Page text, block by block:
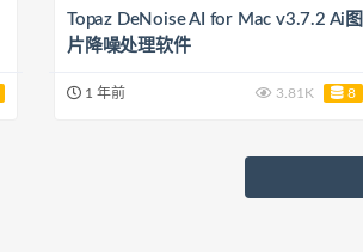
Topaz DeNoise AI for Mac v3.7.2 Ai图
片降噪处理软件
1 年前 3.81K 8